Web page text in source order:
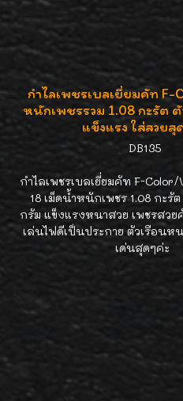
กำไลเพชรเบลเยี่ยมคัท F-
หนักเพชรรวม 1.08 กะรัต
แข็งแรง ใส่สวยสุ
DB135
กำไลเพชรเบลเยี่ยมคัท F-Color/
18 เม็ดน้ำหนักเพชร 1.08 กะรั
กรัม แข็งแรงหนาสวย เพชรสวย
เล่นไฟดีเป็นประกาย ตัวเรือนห
เด่นสุดๆค่ะ